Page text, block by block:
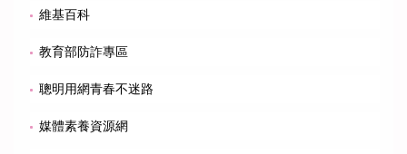
維基百科
教育部防詐專區
聰明用網青春不迷路
媒體素養資源網